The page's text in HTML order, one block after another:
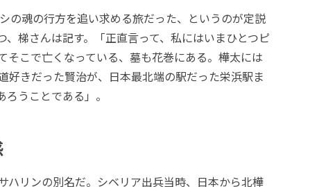
の魂の行方を追い求める旅だった、というのが定説
、梯さんは記す。「正直言って、私にはいまひとつピ
そこで亡くなっている、墓も花巻にある。樺太には
好きだった賢治が、日本最北端の駅だった栄浜駅ま
うことである」。
リンの別名だ。シベリア出兵当時、日本から北樺